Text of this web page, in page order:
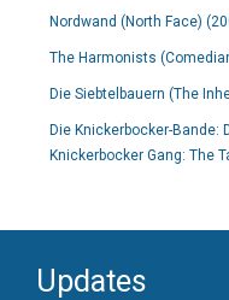
Nordwand (North Face)
The Harmonists
Die Siebtelbauern (The
Die Knickerbocker-Bande:
Knickerbocker Gang: The
Updates